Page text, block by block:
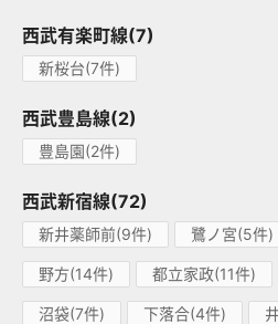
西武有楽町線(7)
新桜台(7件)
西武豊島線(2)
豊島園(2件)
西武新宿線(72)
新井薬師前(9件) 鷺ノ宮(5件)
野方(14件) 都立家政(11件)
沼袋(7件) 下落合(4件)